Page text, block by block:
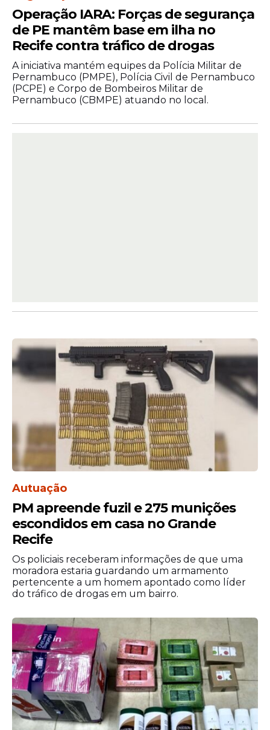
Operação IARA: Forças de segurança
de PE mantêm base em ilha no
Recife contra tráfico de drogas
A iniciativa mantém equipes da Polícia Militar de
Pernambuco (PMPE), Polícia Civil de Pernambuco
(PCPE) e Corpo de Bombeiros Militar de
Pernambuco (CBMPE) atuando no local.
Autuação
PM apreende fuzil e 275 munições
escondidos em casa no Grande
Recife
Os policiais receberam informações de que uma
moradora estaria guardando um armamento
pertencente a um homem apontado como líder
do tráfico de drogas em um bairro.